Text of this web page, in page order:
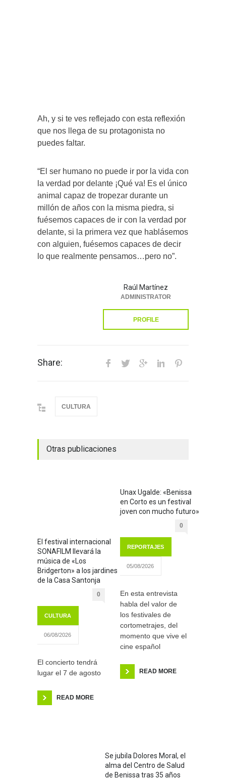
Ah, y si te ves reflejado con esta reflexión
que nos llega de su protagonista no
puedes faltar.
“El ser humano no puede ir por la vida con
la verdad por delante ¡Qué va! Es el único
animal capaz de tropezar durante un
millón de años con la misma piedra, si
fuésemos capaces de ir con la verdad por
delante, si la primera vez que hablásemos
con alguien, fuésemos capaces de decir
lo que realmente pensamos…pero no”.
Raúl Martínez
ADMINISTRATOR
PROFILE
Share:
CULTURA
Otras publicaciones
El festival internacional
SONAFILM llevará la
música de «Los
Bridgerton» a los jardines
de la Casa Santonja
0
CULTURA
06/08/2026
El concierto tendrá
lugar el 7 de agosto
READ MORE
Unax Ugalde: «Benissa
en Corto es un festival
joven con mucho futuro»
0
REPORTAJES
05/08/2026
En esta entrevista
habla del valor de
los festivales de
cortometrajes, del
momento que vive el
cine español
READ MORE
Se jubila Dolores Moral, el
alma del Centro de Salud
de Benissa tras 35 años